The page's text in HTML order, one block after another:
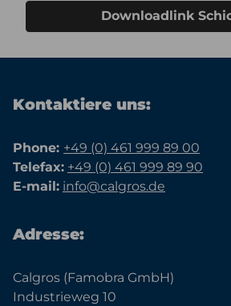
Downloadlink
Kontaktiere uns:
Phone: +49 (0) 461 999 89 00
Telefax: +49 (0) 461 999 89 90
E-mail: info@calgros.de
Adresse:
Calgros (Famobra GmbH)
Industrieweg 10